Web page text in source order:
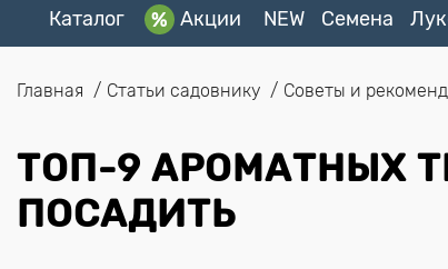
Каталог Акции NEW Семена
Главная Статьи садовнику Советы и
ТОП-9 АРОМАТНЫХ
ПОСАДИТЬ